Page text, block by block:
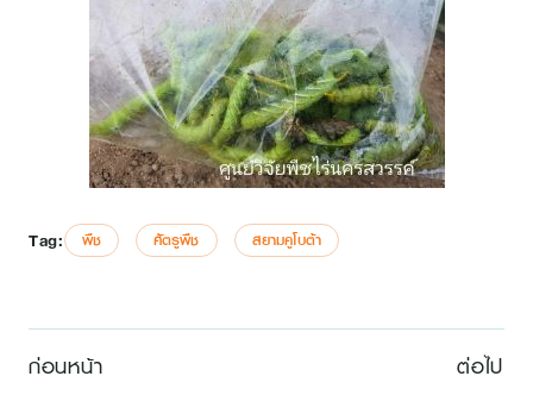
Tag: พืช ศัตรูพืช สยามคูโบต้า
ก่อนหน้า ต่อไป